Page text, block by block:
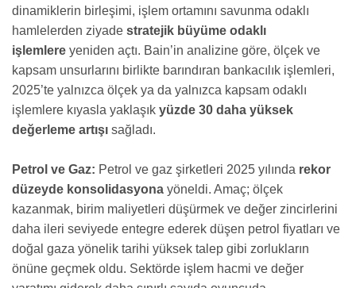
dinamiklerin birleşimi, işlem ortamını savunma odaklı
hamlelerden ziyade stratejik büyüme odaklı
işlemlere yeniden açtı. Bain’in analizine göre, ölçek ve
kapsam unsurlarını birlikte barındıran bankacılık işlemleri,
2025’te yalnızca ölçek ya da yalnızca kapsam odaklı
işlemlere kıyasla yaklaşık yüzde 30 daha yüksek
değerleme artışı sağladı.
Petrol ve Gaz: Petrol ve gaz şirketleri 2025 yılında rekor
düzeyde konsolidasyona yöneldi. Amaç; ölçek
kazanmak, birim maliyetleri düşürmek ve değer zincirlerini
daha ileri seviyede entegre ederek düşen petrol fiyatları ve
doğal gaza yönelik tarihi yüksek talep gibi zorlukların
önüne geçmek oldu. Sektörde işlem hacmi ve değer